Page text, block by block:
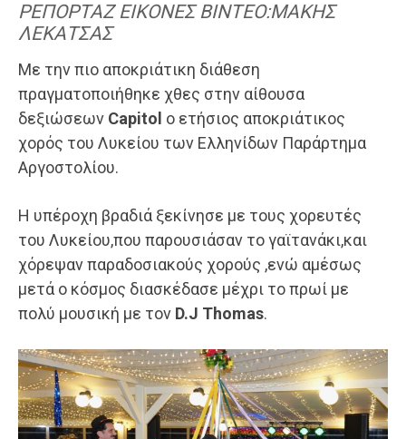
ΡΕΠΟΡΤΑΖ ΕΙΚΟΝΕΣ ΒΙΝΤΕΟ:ΜΑΚΗΣ
ΛΕΚΑΤΣΑΣ
Με την πιο αποκριάτικη διάθεση
πραγματοποιήθηκε χθες στην αίθουσα
δεξιώσεων Capitol ο ετήσιος αποκριάτικος
χορός του Λυκείου των Ελληνίδων Παράρτημα
Αργοστολίου.
Η υπέροχη βραδιά ξεκίνησε με τους χορευτές
του Λυκείου,που παρουσιάσαν το γαϊτανάκι,και
χόρεψαν παραδοσιακούς χορούς ,ενώ αμέσως
μετά ο κόσμος διασκέδασε μέχρι το πρωί με
πολύ μουσική με τον D.J Thomas.